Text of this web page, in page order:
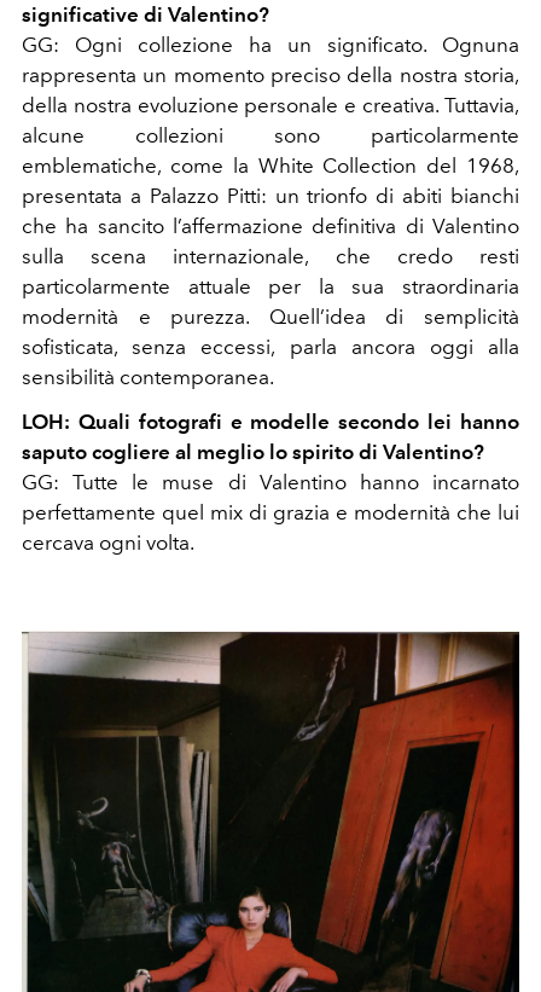
significative di Valentino?
GG: Ogni collezione ha un significato. Ognuna
rappresenta un momento preciso della nostra storia,
della nostra evoluzione personale e creativa. Tuttavia,
alcune collezioni sono particolarmente
emblematiche, come la White Collection del 1968,
presentata a Palazzo Pitti: un trionfo di abiti bianchi
che ha sancito l’affermazione definitiva di Valentino
sulla scena internazionale, che credo resti
particolarmente attuale per la sua straordinaria
modernità e purezza. Quell’idea di semplicità
sofisticata, senza eccessi, parla ancora oggi alla
sensibilità contemporanea.
LOH: Quali fotografi e modelle secondo lei hanno
saputo cogliere al meglio lo spirito di Valentino?
GG: Tutte le muse di Valentino hanno incarnato
perfettamente quel mix di grazia e modernità che lui
cercava ogni volta.